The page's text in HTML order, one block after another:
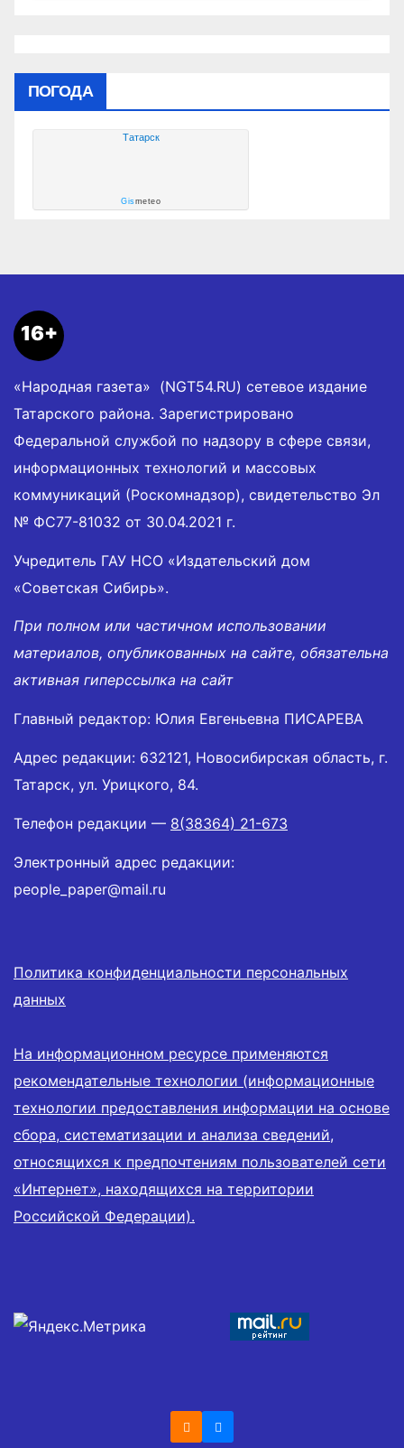
ПОГОДА
Татарск
Gismeteo
16+
«Народная газета» (NGT54.RU) сетевое издание
Татарского района. Зарегистрировано
Федеральной службой по надзору в сфере связи,
информационных технологий и массовых
коммуникаций (Роскомнадзор), свидетельство Эл
№ ФС77-81032 от 30.04.2021 г.
Учредитель ГАУ НСО «Издательский дом
«Советская Сибирь».
При полном или частичном использовании
материалов, опубликованных на сайте, обязательна
активная гиперссылка на сайт
Главный редактор: Юлия Евгеньевна ПИСАРЕВА
Адрес редакции: 632121, Новосибирская область, г.
Татарск, ул. Урицкого, 84.
Телефон редакции — 8(38364) 21-673
Электронный адрес редакции:
people_paper@mail.ru
Политика конфиденциальности персональных
данных
На информационном ресурсе применяются
рекомендательные технологии (информационные
технологии предоставления информации на основе
сбора, систематизации и анализа сведений,
относящихся к предпочтениям пользователей сети
«Интернет», находящихся на территории
Российской Федерации).